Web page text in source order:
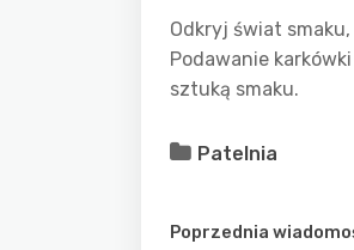
Odkryj świat
Podawanie
sztuką smaku.
Patelnia
Poprzednia